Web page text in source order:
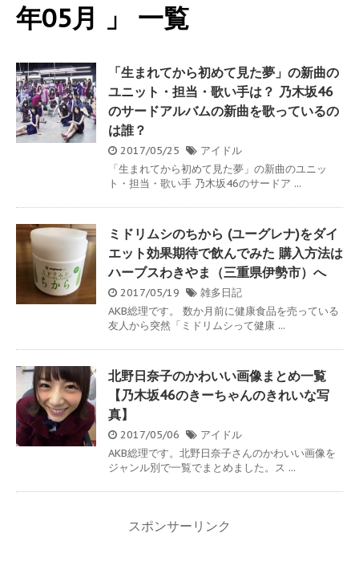
年05月 」 一覧
「生まれてから初めて見た夢」の新曲の
ユニット・担当・歌い手は？ 乃木坂46
のサードアルバムの新曲を歌っているの
は誰？
2017/05/25
アイドル
「生まれてから初めて見た夢」の新曲のユニッ
ト・担当・歌い手 乃木坂46のサードア ...
ミドリムシのちから (ユーグレナ)をダイ
エット効果期待で飲んでみた 購入方法は
ハーブスわきやま（三重県伊勢市）へ
2017/05/19
雑多日記
AKB総理です。 数か月前に健康食品を売っている
友人から突然「ミドリムシって健康 ...
北野日奈子のかわいい画像まとめ一覧
【乃木坂46のきーちゃんのきれいな写
真】
2017/05/06
アイドル
AKB総理です。北野日奈子さんのかわいい画像を
ジャンル別で一覧でまとめました。ス ...
スポンサーリンク